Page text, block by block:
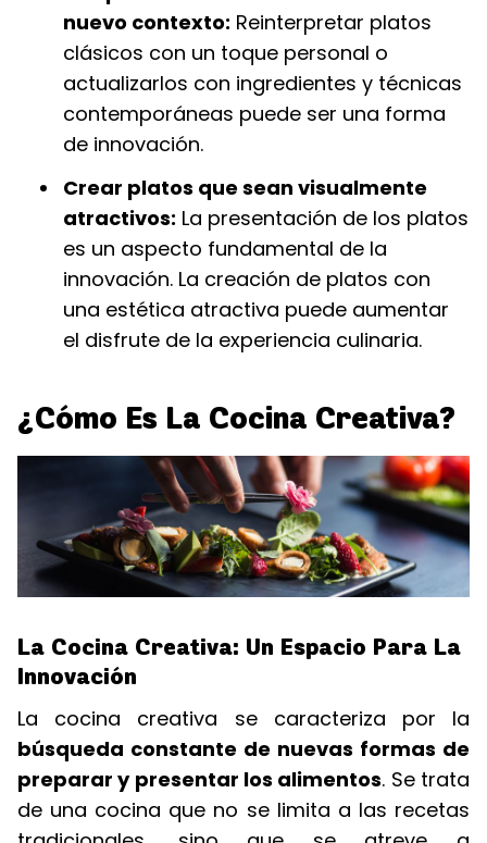
nuevo contexto: Reinterpretar platos
clásicos con un toque personal o
actualizarlos con ingredientes y técnicas
contemporáneas puede ser una forma
de innovación.
Crear platos que sean visualmente
atractivos: La presentación de los platos
es un aspecto fundamental de la
innovación. La creación de platos con
una estética atractiva puede aumentar
el disfrute de la experiencia culinaria.
¿Cómo Es La Cocina Creativa?
La Cocina Creativa: Un Espacio Para La
Innovación
La cocina creativa se caracteriza por la
búsqueda constante de nuevas formas de
preparar y presentar los alimentos. Se trata
de una cocina que no se limita a las recetas